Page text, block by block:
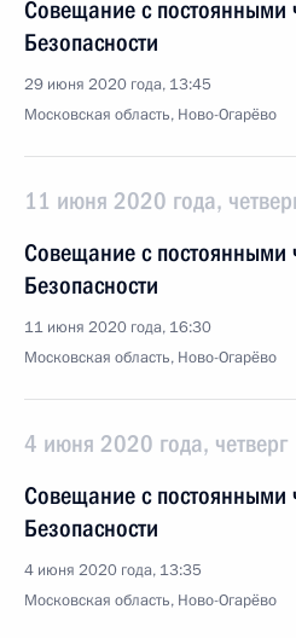
Совещание с постоянными
Безопасности
29 июня 2020 года, 13:45
Московская область, Ново-Огарёво
11 июня 2020 года,
Совещание с постоянными
Безопасности
11 июня 2020 года, 16:30
Московская область, Ново-Огарёво
4 июня 2020 года, четверг
Совещание с постоянными
Безопасности
4 июня 2020 года, 13:35
Московская область, Ново-Огарёво